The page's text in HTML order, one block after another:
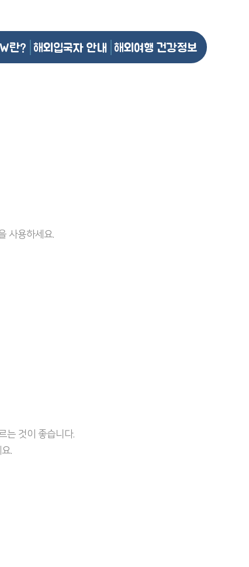
란? 해외입국자 안내 해외여행 건강정보
사용하세요.
는 것이 좋습니다.
.